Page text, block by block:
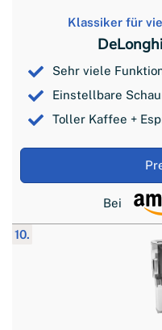
Klassiker für
Sehr viele
Einstellbare
Toller Kaffee +
Bei
10.